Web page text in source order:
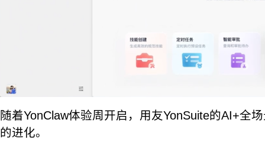
随着YonClaw体验周开启，用友YonSuite的AI+全
的进化。